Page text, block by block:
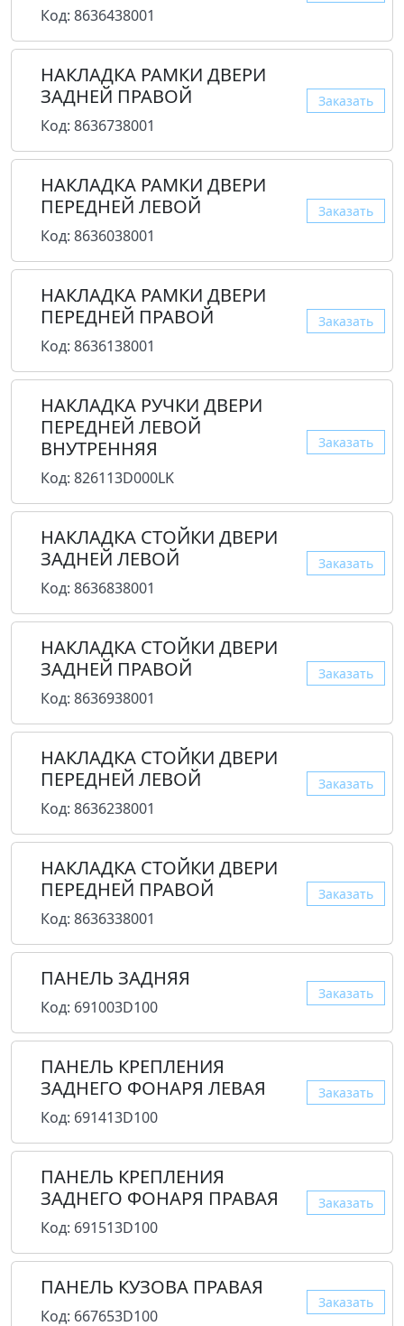
Код: 8636438001
НАКЛАДКА РАМКИ ДВЕРИ
ЗАДНЕЙ ПРАВОЙ
Код: 8636738001
Заказать
НАКЛАДКА РАМКИ ДВЕРИ
ПЕРЕДНЕЙ ЛЕВОЙ
Код: 8636038001
Заказать
НАКЛАДКА РАМКИ ДВЕРИ
ПЕРЕДНЕЙ ПРАВОЙ
Код: 8636138001
Заказать
НАКЛАДКА РУЧКИ ДВЕРИ
ПЕРЕДНЕЙ ЛЕВОЙ
ВНУТРЕННЯЯ
Код: 826113D000LK
Заказать
НАКЛАДКА СТОЙКИ ДВЕРИ
ЗАДНЕЙ ЛЕВОЙ
Код: 8636838001
Заказать
НАКЛАДКА СТОЙКИ ДВЕРИ
ЗАДНЕЙ ПРАВОЙ
Код: 8636938001
Заказать
НАКЛАДКА СТОЙКИ ДВЕРИ
ПЕРЕДНЕЙ ЛЕВОЙ
Код: 8636238001
Заказать
НАКЛАДКА СТОЙКИ ДВЕРИ
ПЕРЕДНЕЙ ПРАВОЙ
Код: 8636338001
Заказать
ПАНЕЛЬ ЗАДНЯЯ
Код: 691003D100
Заказать
ПАНЕЛЬ КРЕПЛЕНИЯ
ЗАДНЕГО ФОНАРЯ ЛЕВАЯ
Код: 691413D100
Заказать
ПАНЕЛЬ КРЕПЛЕНИЯ
ЗАДНЕГО ФОНАРЯ ПРАВАЯ
Код: 691513D100
Заказать
ПАНЕЛЬ КУЗОВА ПРАВАЯ
Код: 667653D100
Заказать